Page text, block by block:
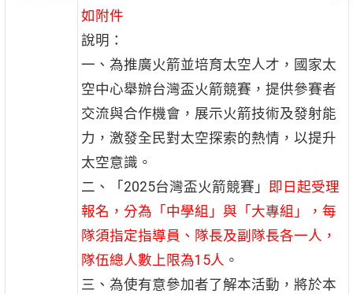
如附件
說明：
一、為推廣火箭並培育太空人才，國家太
空中心舉辦台灣盃火箭競賽，提供參賽者
交流與合作機會，展示火箭技術及發射能
力，激發全民對太空探索的熱情，以提升
太空意識。
二、「2025台灣盃火箭競賽」 即日起受理
報名，分為「中學組」與「大專組」，每
隊須指定指導員、隊長及副隊長各一人，
隊伍總人數上限為15人 。
三、為使有意參加者了解本活動，將於本